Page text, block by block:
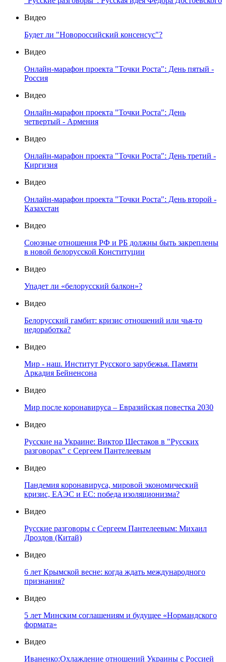
Видео
Будет ли "Новороссийский консенсус"?
Видео
Онлайн-марафон проекта "Точки Роста": День пятый -
Россия
Видео
Онлайн-марафон проекта "Точки Роста": День
четвертый - Армения
Видео
Онлайн-марафон проекта "Точки Роста": День третий -
Киргизия
Видео
Онлайн-марафон проекта "Точки Роста": День второй -
Казахстан
Видео
Союзные отношения РФ и РБ должны быть закреплены
в новой белорусской Конституции
Видео
Упадет ли «белорусский балкон»?
Видео
Белорусский гамбит: кризис отношений или чья-то
недоработка?
Видео
Мир - наш. Институт Русского зарубежья. Памяти
Аркадия Бейненсона
Видео
Мир после коронавируса – Евразийская повестка 2030
Видео
Русские на Украине: Виктор Шестаков в "Русских
разговорах" с Сергеем Пантелеевым
Видео
Пандемия коронавируса, мировой экономический
кризис, ЕАЭС и ЕС: победа изоляционизма?
Видео
Русские разговоры с Сергеем Пантелеевым: Михаил
Дроздов (Китай)
Видео
6 лет Крымской весне: когда ждать международного
признания?
Видео
5 лет Минским соглашениям и будущее «Нормандского
формата»
Видео
Иваненко:Охлаждение отношений Украины с Россией